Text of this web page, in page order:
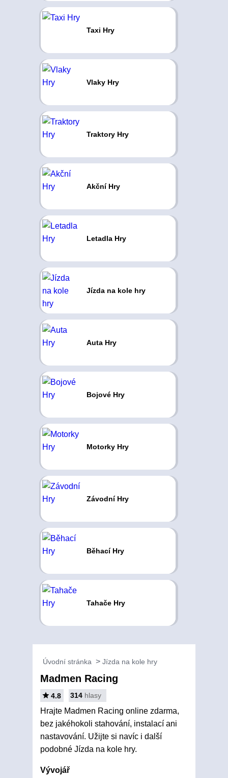
Taxi Hry
Vlaky Hry
Traktory Hry
Akční Hry
Letadla Hry
Jízda na kole hry
Auta Hry
Bojové Hry
Motorky Hry
Závodní Hry
Běhací Hry
Tahače Hry
Úvodní stránka Jízda na kole hry
Madmen Racing
4.8 314 hlasy
Hrajte Madmen Racing online zdarma,
bez jakéhokoli stahování, instalací ani
nastavování. Užijte si navíc i další
podobné Jízda na kole hry.
Vývojář